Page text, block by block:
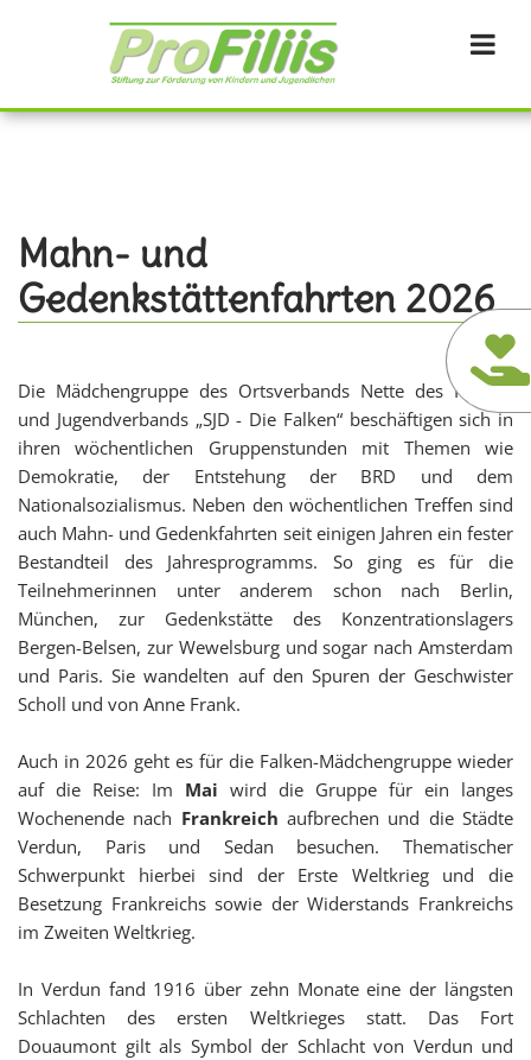
Mahn- und
Gedenkstättenfahrten 2026
Die Mädchengruppe des Ortsverbands Nette des Kinder-
und Jugendverbands „SJD - Die Falken“ beschäftigen sich in
ihren wöchentlichen Gruppenstunden mit Themen wie
Demokratie, der Entstehung der BRD und dem
Nationalsozialismus. Neben den wöchentlichen Treffen sind
auch Mahn- und Gedenkfahrten seit einigen Jahren ein fester
Bestandteil des Jahresprogramms. So ging es für die
Teilnehmerinnen unter anderem schon nach Berlin,
München, zur Gedenkstätte des Konzentrationslagers
Bergen-Belsen, zur Wewelsburg und sogar nach Amsterdam
und Paris. Sie wandelten auf den Spuren der Geschwister
Scholl und von Anne Frank.
Auch in 2026 geht es für die Falken-Mädchengruppe wieder
auf die Reise: Im Mai wird die Gruppe für ein langes
Wochenende nach Frankreich aufbrechen und die Städte
Verdun, Paris und Sedan besuchen. Thematischer
Schwerpunkt hierbei sind der Erste Weltkrieg und die
Besetzung Frankreichs sowie der Widerstands Frankreichs
im Zweiten Weltkrieg.
In Verdun fand 1916 über zehn Monate eine der längsten
Schlachten des ersten Weltkrieges statt. Das Fort
Douaumont gilt als Symbol der Schlacht von Verdun und